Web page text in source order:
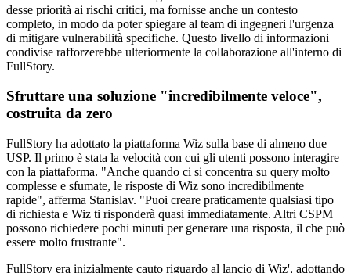
desse priorità ai rischi critici, ma fornisse anche un contesto
completo, in modo da poter spiegare al team di ingegneri l'urgenza
di mitigare vulnerabilità specifiche. Questo livello di informazioni
condivise rafforzerebbe ulteriormente la collaborazione all'interno di
FullStory.
Sfruttare una soluzione "incredibilmente veloce",
costruita da zero
FullStory ha adottato la piattaforma Wiz sulla base di almeno due
USP. Il primo è stata la velocità con cui gli utenti possono interagire
con la piattaforma. "Anche quando ci si concentra su query molto
complesse e sfumate, le risposte di Wiz sono incredibilmente
rapide", afferma Stanislav. "Puoi creare praticamente qualsiasi tipo
di richiesta e Wiz ti risponderà quasi immediatamente. Altri CSPM
possono richiedere pochi minuti per generare una risposta, il che può
essere molto frustrante".
FullStory era inizialmente cauto riguardo al lancio di Wiz', adottando